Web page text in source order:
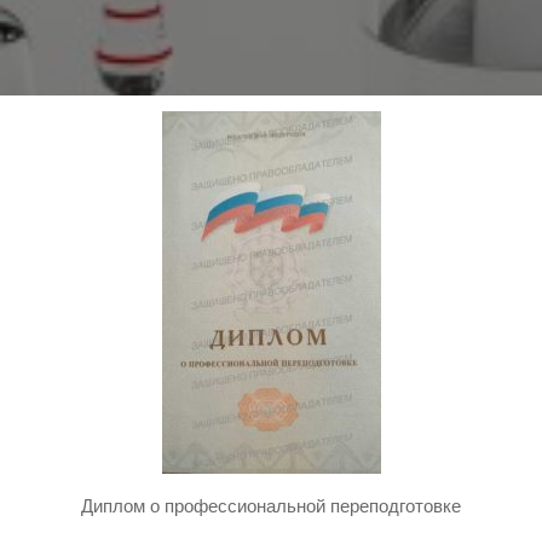
Диплом о профессиональной переподготовке